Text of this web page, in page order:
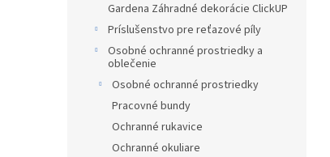
Gardena Záhradné dekorácie ClickUP
Príslušenstvo pre reťazové píly
Osobné ochranné prostriedky a
oblečenie
Osobné ochranné prostriedky
Pracovné bundy
Ochranné rukavice
Ochranné okuliare